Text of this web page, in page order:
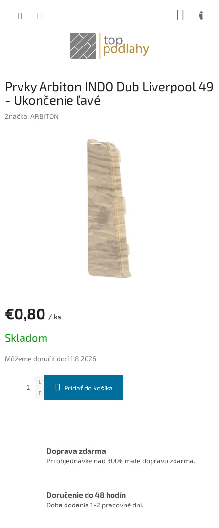
Prvky Arbiton INDO Dub Liverpool 49
- Ukončenie ľavé
Značka:ARBITON
€0,80 / ks
cena:
Skladom
Môžeme doručiť do:11.8.2026
Pridať do košíka
Doprava zdarma
Pri objednávke nad 300€ máte dopravu zdarma.
Doručenie do 48 hodín
Doba dodania 1-2 pracovné dni.